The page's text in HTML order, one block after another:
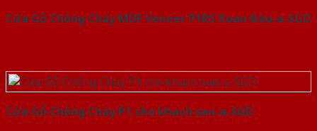
Cửa Gỗ Chống Cháy MDF Veneer P1R5 Xoan Đào-a-SGD
Cửa Gỗ Chống Cháy P1 cho khach san-a-SGD